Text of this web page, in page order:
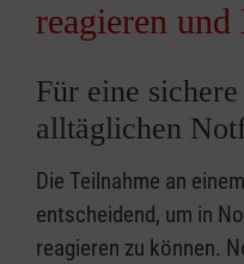
reagieren und
Für eine
alltäglichen
Die Teilnahme an
entscheidend, um in
reagieren zu können.